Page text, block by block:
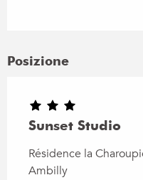
Posizione
Sunset Studio
Résidence la
Ambilly